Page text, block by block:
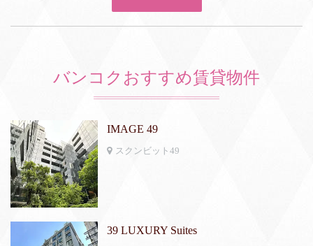
バンコクおすすめ賃貸物件
IMAGE 49
スクンビット49
39 LUXURY Suites